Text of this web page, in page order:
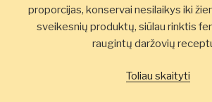
proporcijas, konservai nesilaikys iki
sveikesnių produktų, siūlau rinktis
raugintų daržovių
Toliau skaityti